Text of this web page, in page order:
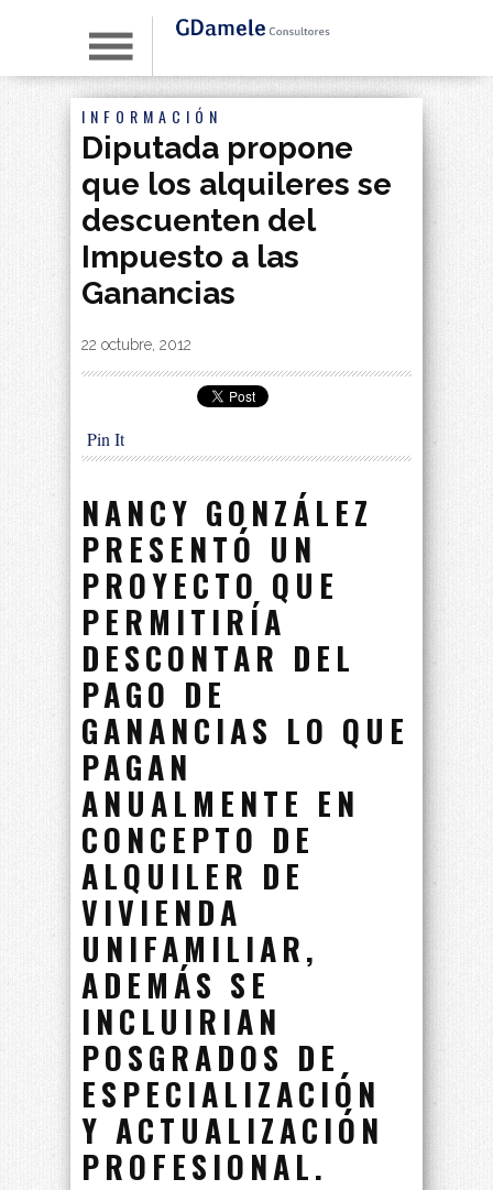
INFORMACIÓN
Diputada propone
que los alquileres se
descuenten del
Impuesto a las
Ganancias
By|
22 octubre, 2012
Pin It
NANCY GONZÁLEZ
PRESENTÓ UN
PROYECTO QUE
PERMITIRÍA
DESCONTAR DEL
PAGO DE
GANANCIAS LO QUE
PAGAN
ANUALMENTE EN
CONCEPTO DE
ALQUILER DE
VIVIENDA
UNIFAMILIAR,
ADEMÁS SE
INCLUIRIAN
POSGRADOS DE
ESPECIALIZACIÓN
Y ACTUALIZACIÓN
PROFESIONAL.